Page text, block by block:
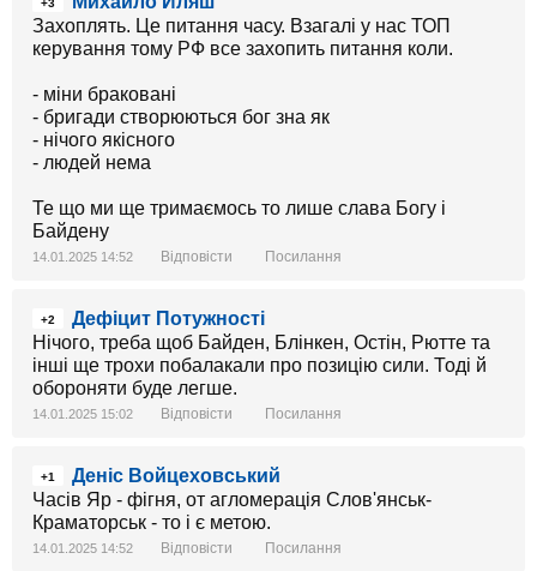
+3
Захоплять. Це питання часу. Взагалі у нас ТОП
керування тому РФ все захопить питання коли.
- міни браковані
- бригади створюються бог зна як
- нічого якісного
- людей нема
Те що ми ще тримаємось то лише слава Богу і
Байдену
14.01.2025 14:52 Відповісти Посилання
+2
Дефіцит Потужності
Нічого, треба щоб Байден, Блінкен, Остін, Рютте та
інші ще трохи побалакали про позицію сили. Тоді й
обороняти буде легше.
14.01.2025 15:02 Відповісти Посилання
+1
Деніс Войцеховський
Часів Яр - фігня, от агломерація Слов'янськ-
Краматорськ - то і є метою.
14.01.2025 14:52 Відповісти Посилання